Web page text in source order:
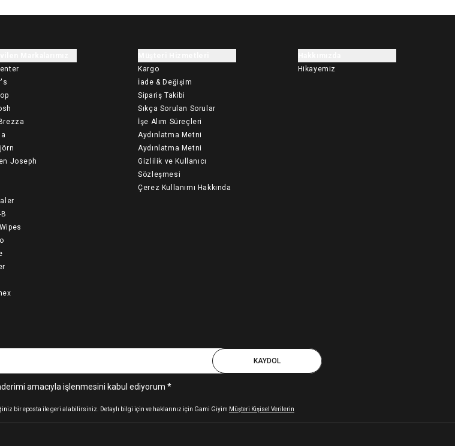
Joseph
Kargo
İade & Değişim
Sipariş Takibi
Sıkça Sorulan Sorular
İşe Alım Süreçleri
Aydınlatma Metni
Aydınlatma Metni
Gizlilik ve Kullanıcı
Sözleşmesi
Çerez Kullanımı Hakkında
Hikayemiz
KAYDOL
amacıyla işlenmesini kabul ediyorum *
bir eposta ile geri alabilirsiniz. Detaylı bilgi için ve haklarınız için Gami Giyim Müşteri Kişisel Verilerin